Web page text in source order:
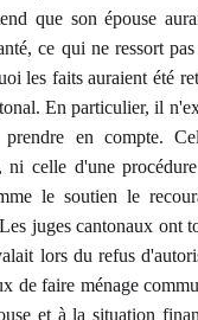
que son épouse
ce qui ne ressort
les faits auraient été
En particulier, il
en compte.
ni celle d'une
le soutien le
juges cantonaux ont
lors du refus
de faire ménage
et à la situation